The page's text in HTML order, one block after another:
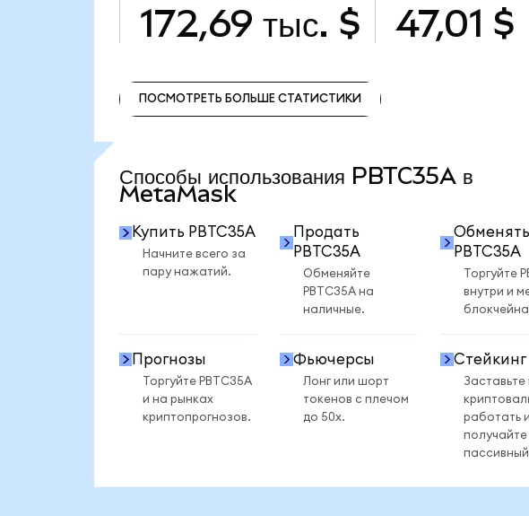
172,69 тыс. $ 47,01 $
ПОСМОТРЕТЬ БОЛЬШЕ СТАТИСТИКИ
Способы использования PBTC35A в
MetaMask
Купить PBTC35A
Начните всего за
пару нажатий.
Продать
PBTC35A
Обменяйте
PBTC35A на
наличные.
Обменять
PBTC35A
Торгуйте
внутри и
Прогнозы
Торгуйте PBTC35A
и на рынках
криптопрогнозов.
Фьючерсы
Лонг или шорт
токенов с плечом
до 50x.
Стейкинг
работать и
получайте